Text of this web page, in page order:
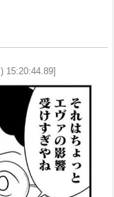
15:20:44.89]